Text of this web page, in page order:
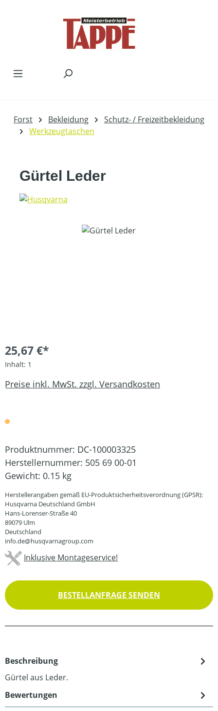
Forst Bekleidung
Schutz- / Freizeitbekleidung
Werkzeugtaschen
Gürtel Leder
Bildergalerie überspringen
25,67 €*
Inhalt: 1
Preise inkl. MwSt. zzgl. Versandkosten
Produktnummer: DC-100003325
Herstellernummer: 505 69 00-01
Gewicht: 0.15 kg
Herstellerangaben gemäß EU-Produktsicherheitsverordnung (GPSR):
Husqvarna Deutschland GmbH
Hans-Lorenser-Straße 40
89079 Ulm
Deutschland
info.de@husqvarnagroup.com
Inklusive Montageservice!
BESTELLANFRAGE SENDEN
Beschreibung
Gürtel aus Leder.
Bewertungen